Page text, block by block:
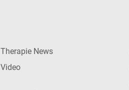
Therapie News
Video